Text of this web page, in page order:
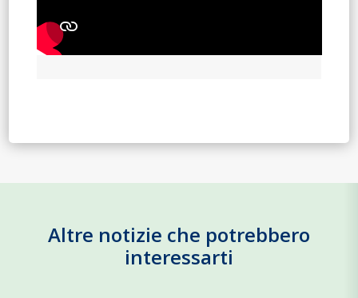
Altre notizie che potrebbero
interessarti